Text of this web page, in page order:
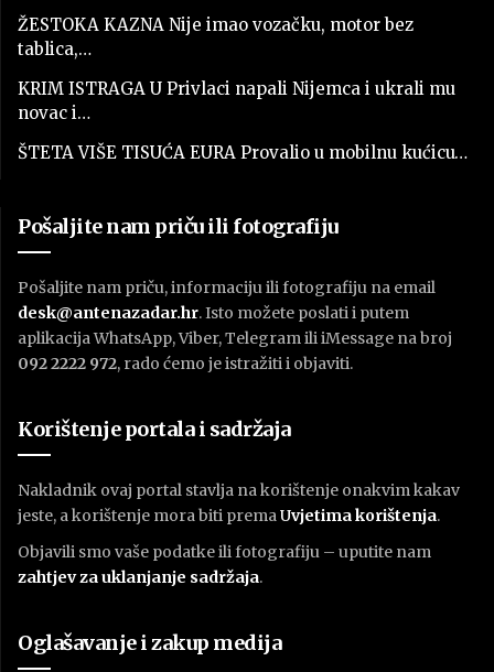
ŽESTOKA KAZNA Nije imao vozačku, motor bez
tablica,…
KRIM ISTRAGA U Privlaci napali Nijemca i ukrali mu
novac i…
ŠTETA VIŠE TISUĆA EURA Provalio u mobilnu kućicu…
Pošaljite nam priču ili fotografiju
Pošaljite nam priču, informaciju ili fotografiju na email
desk@antenazadar.hr. Isto možete poslati i putem
aplikacija WhatsApp, Viber, Telegram ili iMessage na broj
092 2222 972, rado ćemo je istražiti i objaviti.
Korištenje portala i sadržaja
Nakladnik ovaj portal stavlja na korištenje onakvim kakav
jeste, a korištenje mora biti premaUvjetima korištenja.
Objavili smo vaše podatke ili fotografiju – uputite nam
zahtjev za uklanjanje sadržaja.
Oglašavanje i zakup medija